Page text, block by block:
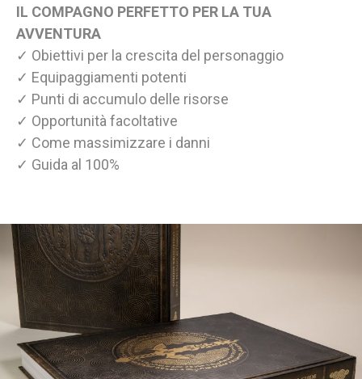
IL COMPAGNO PERFETTO PER LA TUA
AVVENTURA
✓ Obiettivi per la crescita del personaggio
✓ Equipaggiamenti potenti
✓ Punti di accumulo delle risorse
✓ Opportunità facoltative
✓ Come massimizzare i danni
✓ Guida al 100%